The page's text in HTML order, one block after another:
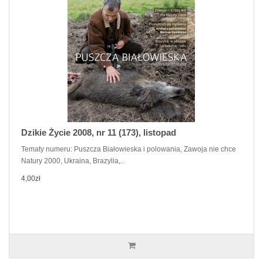
Dzikie Życie 2008, nr 11 (173), listopad
Tematy numeru: Puszcza Białowieska i polowania, Zawoja nie chce
Natury 2000, Ukraina, Brazylia,..
4,00zł